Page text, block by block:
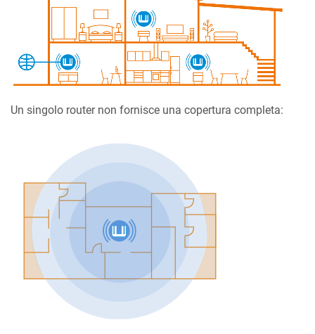
Un singolo router non fornisce una copertura completa: